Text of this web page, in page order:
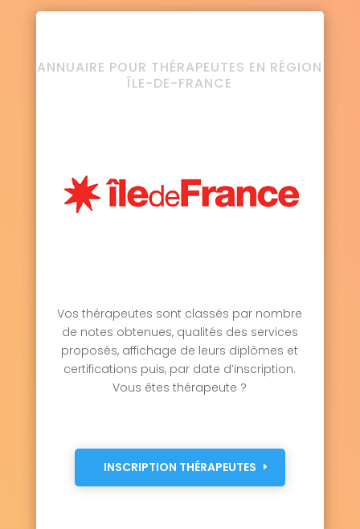
ANNUAIRE POUR THÉRAPEUTES EN RÉGION
ÎLE-DE-FRANCE
Vos thérapeutes sont classés par nombre
de notes obtenues, qualités des services
proposés, affichage de leurs diplômes et
certifications puis, par date d’inscription.
Vous êtes thérapeute ?
INSCRIPTION THÉRAPEUTES